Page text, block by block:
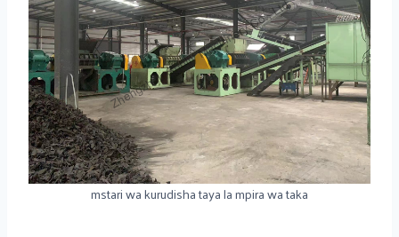
mstari wa kurudisha taya la mpira wa taka